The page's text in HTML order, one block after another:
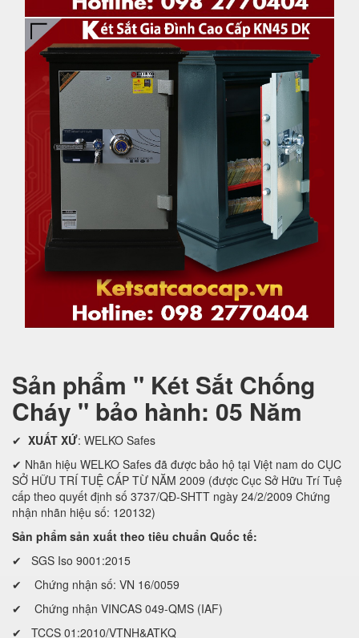
Sản phẩm " Két Sắt Chống
Cháy " bảo hành: 05 Năm
✔ XUẤT XỨ: WELKO Safes
✔ Nhãn hiệu WELKO Safes đã được bảo hộ tại Việt nam do CỤC
SỞ HỮU TRÍ TUỆ CẤP TỪ NĂM 2009 (được Cục Sở Hữu Trí Tuệ
cấp theo quyết định số 3737/QĐ-SHTT ngày 24/2/2009 Chứng
nhận nhãn hiệu số: 120132)
Sản phẩm sản xuất theo tiêu chuẩn Quốc tế:
✔ SGS Iso 9001:2015
✔ Chứng nhận số: VN 16/0059
✔ Chứng nhận VINCAS 049-QMS (IAF)
✔ TCCS 01:2010/VTNH&ATKQ